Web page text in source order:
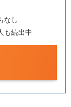
なし
も続出中